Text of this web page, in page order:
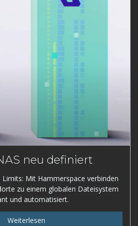
neu definiert
Limits: Mit Hammerspace verbinden
zu einem globalen Dateisystem
und automatisiert.
Weiterlesen